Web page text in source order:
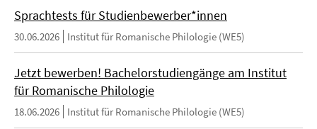
Sprachtests für Studienbewerber*innen
30.06.2026 Institut für Romanische Philologie (WE5)
Jetzt bewerben! Bachelorstudiengänge am Institut
für Romanische Philologie
18.06.2026 Institut für Romanische Philologie (WE5)